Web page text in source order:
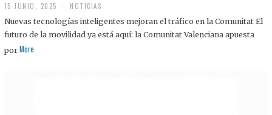
15 JUNIO, 2025 NOTICIAS
Nuevas tecnologías inteligentes mejoran el tráfico en la Comunitat El
futuro de la movilidad ya está aquí: la Comunitat Valenciana apuesta
por More